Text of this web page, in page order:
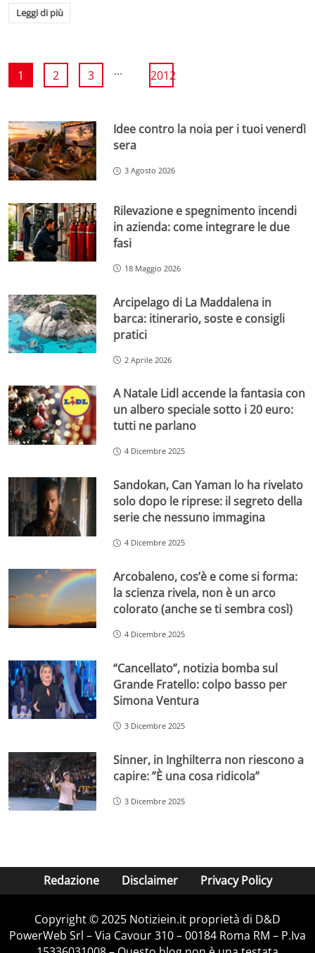
Leggi di più
1 2 3 ... 2012
Idee contro la noia per i tuoi venerdì
sera
3 Agosto 2026
Rilevazione e spegnimento incendi
in azienda: come integrare le due
fasi
18 Maggio 2026
Arcipelago di La Maddalena in
barca: itinerario, soste e consigli
pratici
2 Aprile 2026
A Natale Lidl accende la fantasia con
un albero speciale sotto i 20 euro:
tutti ne parlano
4 Dicembre 2025
Sandokan, Can Yaman lo ha rivelato
solo dopo le riprese: il segreto della
serie che nessuno immagina
4 Dicembre 2025
Arcobaleno, cos’è e come si forma:
la scienza rivela, non è un arco
colorato (anche se ti sembra così)
4 Dicembre 2025
“Cancellato”, notizia bomba sul
Grande Fratello: colpo basso per
Simona Ventura
3 Dicembre 2025
Sinner, in Inghilterra non riescono a
capire: ”È una cosa ridicola”
3 Dicembre 2025
Redazione Disclaimer Privacy Policy
Copyright © 2025 Notiziein.it proprietà di D&D
PowerWeb Srl – Via Cavour 310 – 00184 Roma RM – P.Iva